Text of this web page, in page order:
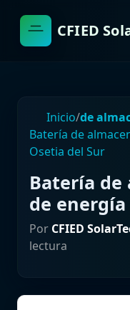
CFIED
Inicio/de
Batería de
Osetia del Sur
Batería
de
Por CFIED
lectura